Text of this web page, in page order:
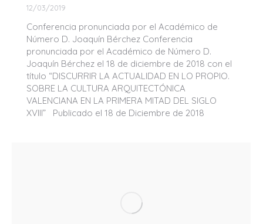
12/03/2019
Conferencia pronunciada por el Académico de
Número D. Joaquín Bérchez Conferencia
pronunciada por el Académico de Número D.
Joaquín Bérchez el 18 de diciembre de 2018 con el
título “DISCURRIR LA ACTUALIDAD EN LO PROPIO.
SOBRE LA CULTURA ARQUITECTÓNICA
VALENCIANA EN LA PRIMERA MITAD DEL SIGLO
XVIII” Publicado el 18 de Diciembre de 2018